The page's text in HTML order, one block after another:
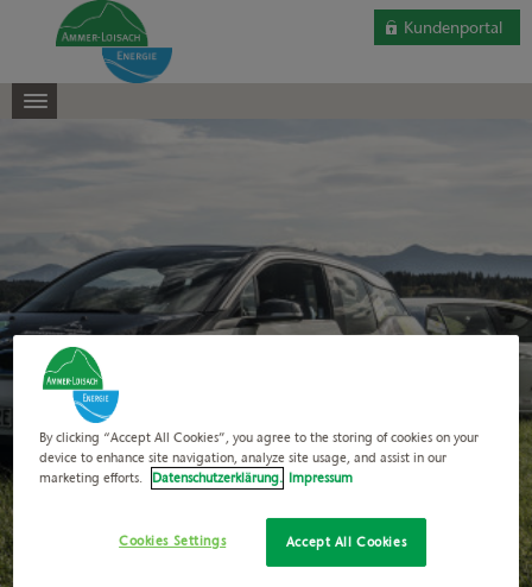
Kundenportal
By clicking “Accept All Cookies”, you agree to the storing of cookies on your
device to enhance site navigation, analyze site usage, and assist in our
marketing efforts.
Datenschutzerklärung. Impressum
Cookies Settings Accept All Cookies